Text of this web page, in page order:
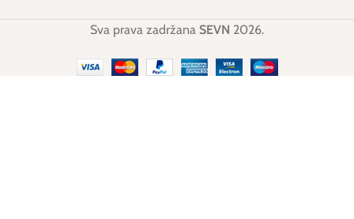
Sva prava zadržana SEVN 2026.